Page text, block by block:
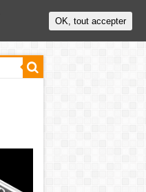
OK, tout accepter